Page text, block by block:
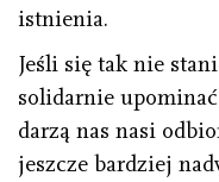
istnienia.
Jeśli się tak nie
solidarnie
darzą nas nasi
jeszcze bardziej